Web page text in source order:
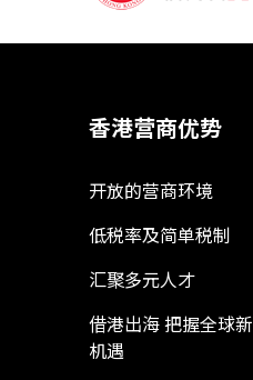
香港营商优势
开放的营商环境
低税率及简单税制
汇聚多元人才
借港出海 把握全球新
机遇